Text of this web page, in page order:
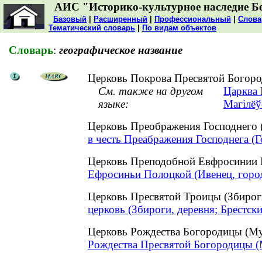
АИС "Историко-культурное наследие
Базовый Расширенный Профессиональный
Тематический словарь
По видам объектов
Словарь: географическое название
Церковь Покрова Пресвятой
См. также на другом
языке:
Царква
Церковь Преображения
в честь Преабражения Господнега
Церковь Преподобной
Ефросиньи Полоцкой (Ивенец,
Церковь Пресвятой Троицы
церковь (Збироги, деревня;
Церковь Рождества Богородицы
Рождества Пресвятой Богородицы